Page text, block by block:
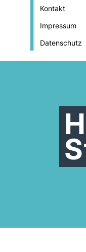
Kontakt
Impressum
Datenschutz